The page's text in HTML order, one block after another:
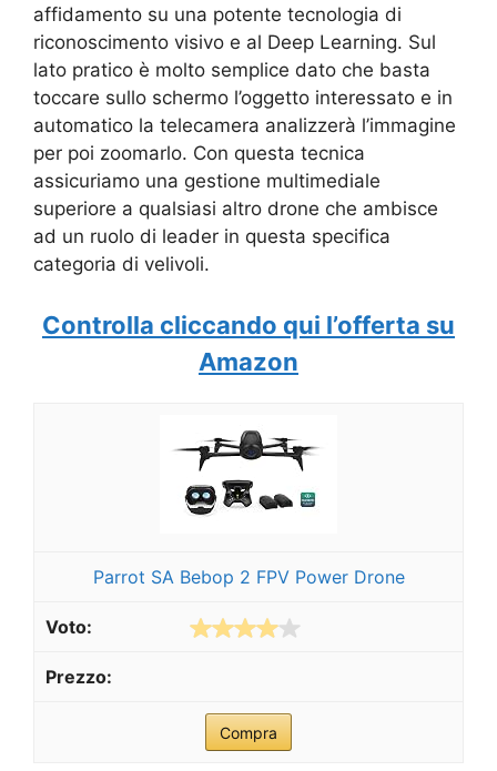
affidamento su una potente tecnologia di
riconoscimento visivo e al Deep Learning. Sul
lato pratico è molto semplice dato che basta
toccare sullo schermo l’oggetto interessato e in
automatico la telecamera analizzerà l’immagine
per poi zoomarlo. Con questa tecnica
assicuriamo una gestione multimediale
superiore a qualsiasi altro drone che ambisce
ad un ruolo di leader in questa specifica
categoria di velivoli.
Controlla cliccando qui l’offerta su
Amazon
Parrot SA Bebop 2 FPV Power Drone
Compra